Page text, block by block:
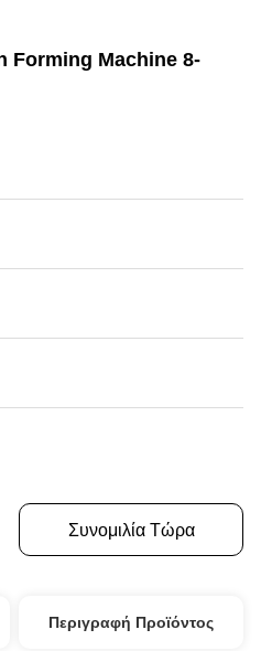
Forming Machine 8-
Συνομιλία Τώρα
Περιγραφή Προϊόντος